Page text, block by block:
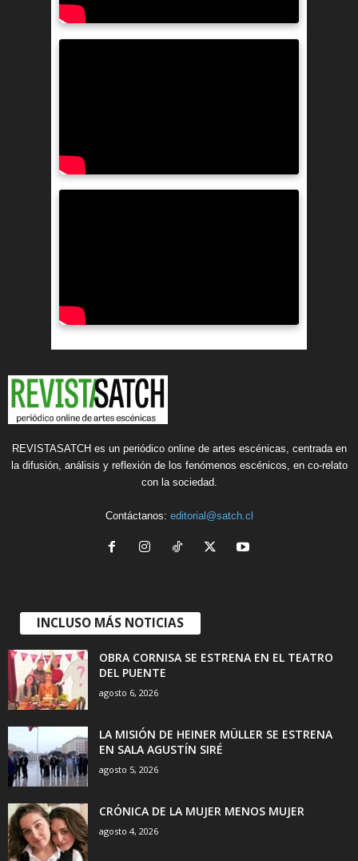
REVISTASATCH es un periódico online de artes escénicas, centrada en
la difusión, análisis y reflexión de los fenómenos escénicos, en co-relato
con la sociedad.
Contáctanos: editorial@satch.cl
INCLUSO MÁS NOTICIAS
OBRA CORNISA SE ESTRENA EN EL TEATRO
DEL PUENTE
agosto 6, 2026
LA MISIÓN DE HEINER MÜLLER SE ESTRENA
EN SALA AGUSTÍN SIRÉ
agosto 5, 2026
CRÓNICA DE LA MUJER MENOS MUJER
agosto 4, 2026